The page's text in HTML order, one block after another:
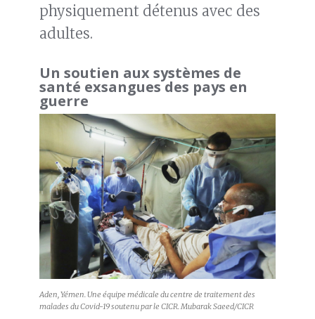
physiquement détenus avec des
adultes.
Un soutien aux systèmes de
santé exsangues des pays en
guerre
Aden, Yémen. Une équipe médicale du centre de traitement des
malades du Covid-19 soutenu par le CICR. Mubarak Saeed/CICR